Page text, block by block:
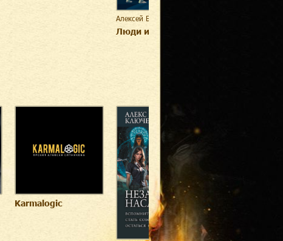
Алексей Барон
Люди и Ящеры
Karmalogic